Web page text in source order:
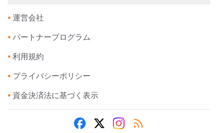
• 運営会社
• パートナープログラム
• 利用規約
• プライバシーポリシー
• 資金決済法に基づく表示